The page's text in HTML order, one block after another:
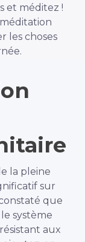
et méditez !
les choses
la pleine
sur
que
système
aux